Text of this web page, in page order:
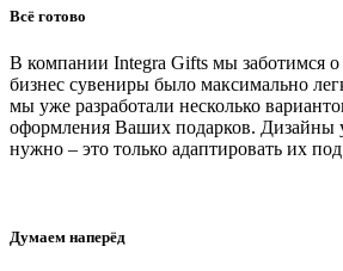
Всё готово
В компании Integra Gifts мы заботимся о
бизнес сувениры было максимально
мы уже разработали несколько
оформления Ваших подарков. Дизайны
нужно – это только адаптировать их
Думаем наперёд